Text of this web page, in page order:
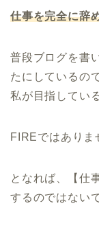
仕事を完全に辞
普段ブログを書
たにしているの
私が目指してい
FIREではありま
となれば、【仕
するのではない